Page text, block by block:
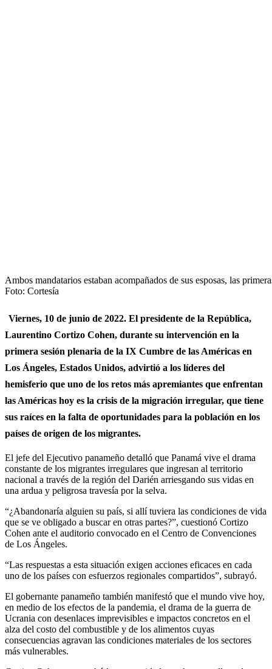
Ambos mandatarios estaban acompañados de sus esposas, las
Foto: Cortesía
Viernes, 10 de junio de 2022. El presidente de la República,
Laurentino Cortizo Cohen, durante su intervención en la
primera sesión plenaria de la IX Cumbre de las Américas en
Los Ángeles, Estados Unidos, advirtió a los líderes del
hemisferio que uno de los retos más apremiantes que enfrentan
las Américas hoy es la crisis de la migración irregular, que tiene
sus raíces en la falta de oportunidades para la población en los
países de origen de los migrantes.
El jefe del Ejecutivo panameño detalló que Panamá vive el drama
constante de los migrantes irregulares que ingresan al territorio
nacional a través de la región del Darién arriesgando sus vidas en
una ardua y peligrosa travesía por la selva.
“¿Abandonaría alguien su país, si allí tuviera las condiciones de vida
que se ve obligado a buscar en otras partes?”, cuestionó Cortizo
Cohen ante el auditorio convocado en el Centro de Convenciones
de Los Ángeles.
“Las respuestas a esta situación exigen acciones eficaces en cada
uno de los países con esfuerzos regionales compartidos”, subrayó.
El gobernante panameño también manifestó que el mundo vive hoy,
en medio de los efectos de la pandemia, el drama de la guerra de
Ucrania con desenlaces imprevisibles e impactos concretos en el
alza del costo del combustible y de los alimentos cuyas
consecuencias agravan las condiciones materiales de los sectores
más vulnerables.